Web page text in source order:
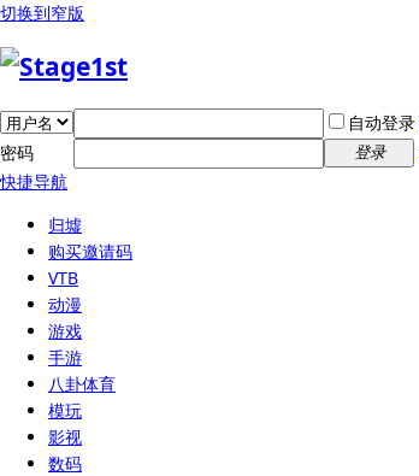
切换到窄版
自动登录
密码
登录
快捷导航
归墟
购买邀请码
VTB
动漫
游戏
手游
八卦体育
模玩
影视
数码